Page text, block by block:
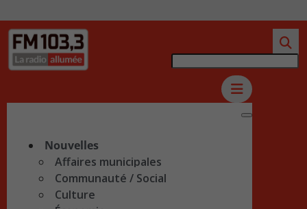
Nouvelles
Affaires municipales
Communauté / Social
Culture